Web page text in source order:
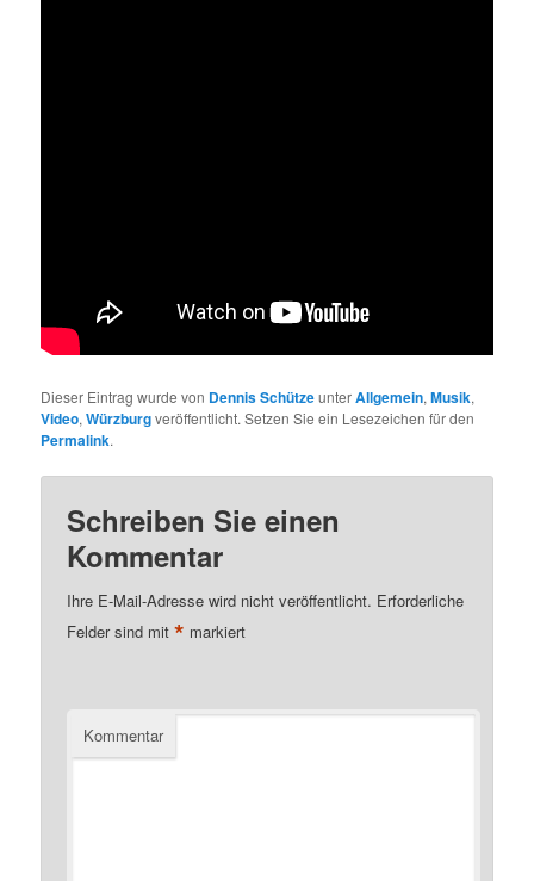
Dieser Eintrag wurde von Dennis SchützeunterAllgemein,Musik,
Video,Würzburgveröffentlicht. Setzen Sie ein Lesezeichen für den
Permalink.
Schreiben Sie einen
Kommentar
Ihre E-Mail-Adresse wird nicht veröffentlicht. Erforderliche
Felder sind mit* markiert
Kommentar